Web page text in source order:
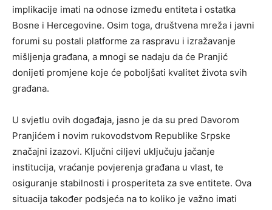
implikacije imati na odnose između entiteta i ostatka
Bosne i Hercegovine. Osim toga, društvena mreža i javni
forumi su postali platforme za raspravu i izražavanje
mišljenja građana, a mnogi se nadaju da će Pranjić
donijeti promjene koje će poboljšati kvalitet života svih
građana.
U svjetlu ovih događaja, jasno je da su pred Davorom
Pranjićem i novim rukovodstvom Republike Srpske
značajni izazovi. Ključni ciljevi uključuju jačanje
institucija, vraćanje povjerenja građana u vlast, te
osiguranje stabilnosti i prosperiteta za sve entitete. Ova
situacija također podsjeća na to koliko je važno imati